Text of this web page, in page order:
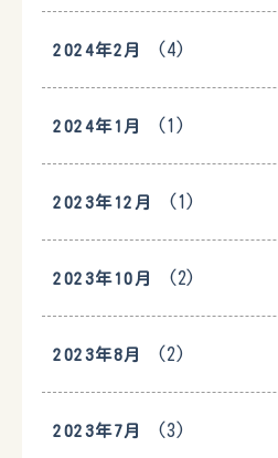
2024年2月 (4)
2024年1月 (1)
2023年12月 (1)
2023年10月 (2)
2023年8月 (2)
2023年7月 (3)